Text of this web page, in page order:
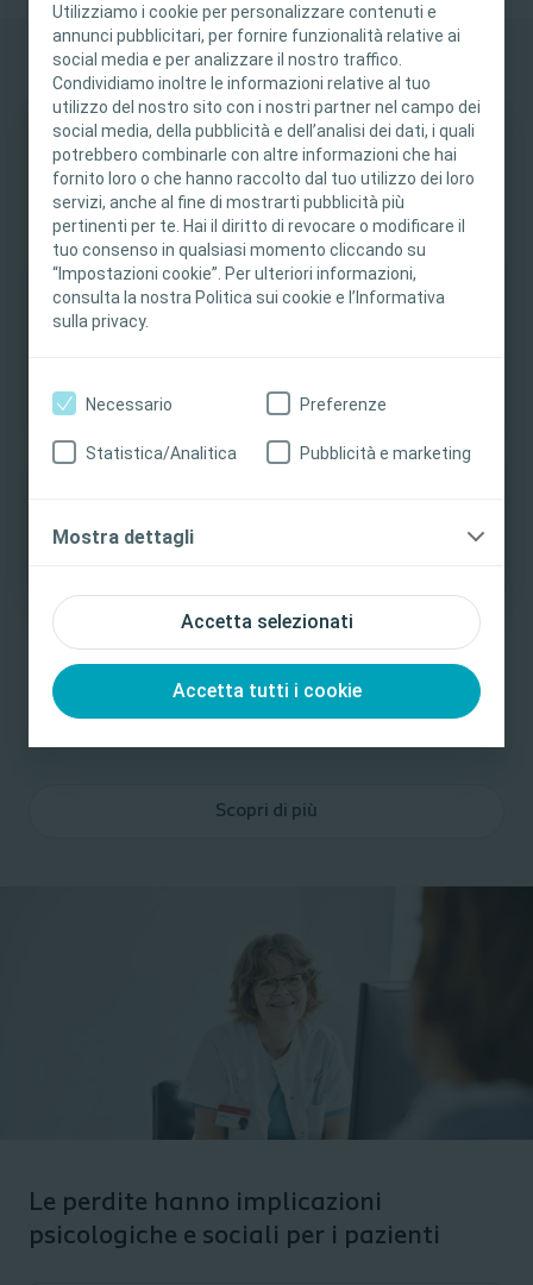
Utilizziamo i cookie per personalizzare contenuti e
annunci pubblicitari, per fornire funzionalità relative ai
social media e per analizzare il nostro traffico.
Condividiamo inoltre le informazioni relative al tuo
utilizzo del nostro sito con i nostri partner nel campo dei
social media, della pubblicità e dell’analisi dei dati, i quali
potrebbero combinarle con altre informazioni che hai
fornito loro o che hanno raccolto dal tuo utilizzo dei loro
servizi, anche al fine di mostrarti pubblicità più
pertinenti per te. Hai il diritto di revocare o modificare il
tuo consenso in qualsiasi momento cliccando su
“Impostazioni cookie”. Per ulteriori informazioni,
consulta la nostra Politica sui cookie e l’Informativa
sulla privacy.
Accetta selezionati
Accetta tutti i cookie
Necessario Preferenze
Statistica/Analitica Pubblicità e marketing
Mostra dettagli
Questo sito è destinato esclusivamente ai
professionisti sanitari. I contenuti del sito sono
destinati a scopi formativi e informativi.
Coloplast non fornisce consulenza medica. La
responsabilità dell'assistenza ai pazienti rimane
al professionista sanitario. Per informazioni
dettagliate sui prodotti presentati, tra cui
precauzioni e avvertenze, consultare le istruzioni
per l'uso del prodotto.
Ampliate le vostre conoscenze e sostenete i
vostri pazienti
Scoprite le migliori pratiche, le evidenze cliniche e le linee guida
sull'uso dei prodotti per i pazienti che soffrono del peso emotivo
legato alle perdite.
Coloplast Talks - Da "stomaland" a una
nuova "homeland"
una terra sconosciuta
Scopri di più
Le perdite hanno implicazioni
psicologiche e sociali per i pazienti